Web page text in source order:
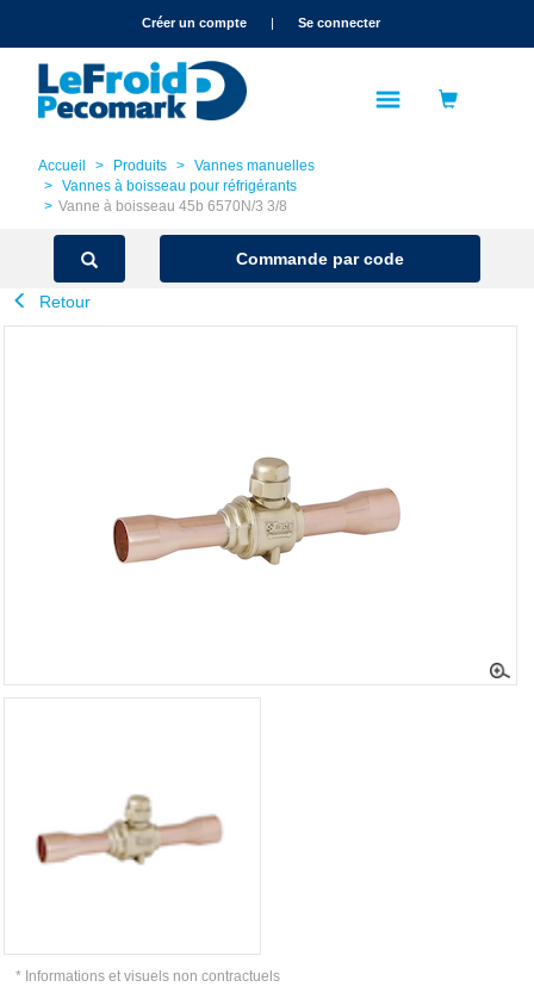
text.skipToNavigationCréer un compte | Se connecter
Accueil Produits
Vannes manuelles
Vannes à boisseau pour réfrigérants
Vanne à boisseau 45b 6570N/3 3/8
Commande par code
Retour
* Informations et visuels non contractuels